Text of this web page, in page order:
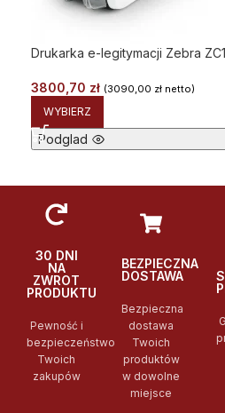
Drukarka e-legitymacji Zebra
3800,70 zł (3090,00 zł netto)
WYBIERZ
Podglad
30 DNI
NA
ZWROT
PRODUKTU
Pewność i
bezpieczeństwo
Twoich
zakupów
BEZPIECZNA
DOSTAWA
Bezpieczna
dostawa
Twoich
produktów
w dowolne
miejsce